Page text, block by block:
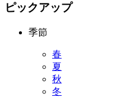
ピックアップ
季節
春
夏
秋
冬